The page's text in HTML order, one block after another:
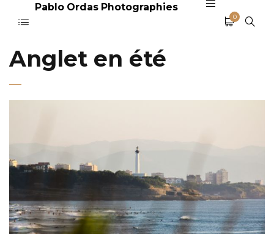
Pablo Ordas Photographies
0
Anglet en été